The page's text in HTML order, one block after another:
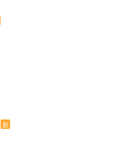
新